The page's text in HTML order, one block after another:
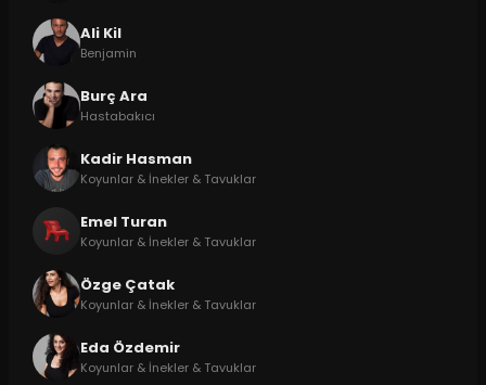
Ali Kil
Benjamin
Burç Ara
Hastabakıcı
Kadir Hasman
Koyunlar & İnekler & Tavuklar
Emel Turan
Koyunlar & İnekler & Tavuklar
Özge Çatak
Koyunlar & İnekler & Tavuklar
Eda Özdemir
Koyunlar & İnekler & Tavuklar